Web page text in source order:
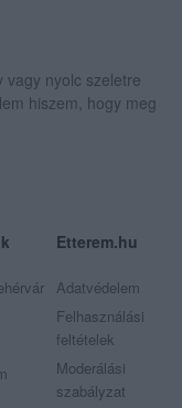
vagy nyolc szeletre
hiszem, hogy meg
Etterem.hu
Adatvédelem
Felhasználási
feltételek
Moderálási
szabályzat